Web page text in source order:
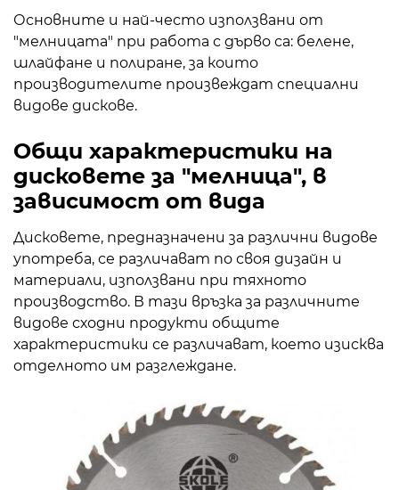
Основните и най-често използвани от
"мелницата" при работа с дърво са: белене,
шлайфане и полиране, за които
производителите произвеждат специални
видове дискове.
Общи характеристики на
дисковете за "мелница", в
зависимост от вида
Дисковете, предназначени за различни видове
употреба, се различават по своя дизайн и
материали, използвани при тяхното
производство. В тази връзка за различните
видове сходни продукти общите
характеристики се различават, което изисква
отделното им разглеждане.